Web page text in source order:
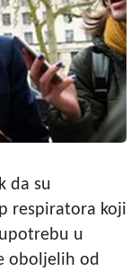
da su
respiratora koji
u
oboljelih od